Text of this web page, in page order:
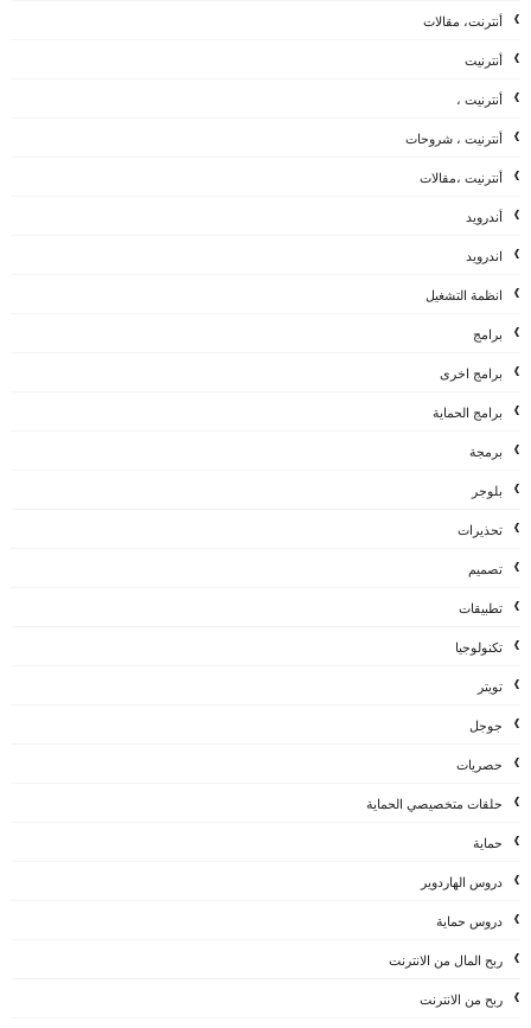
أنترنت، مقالات
أنترنيت
أنترنيت ،
أنترنيت ، شروحات
أنترنيت ،مقالات
أندرويد
اندرويد
انظمة التشغيل
برامج
برامج اخرى
برامج الحماية
برمجة
بلوجر
تحذيرات
تصميم
تطبيقات
تكنولوجيا
تويتر
جوجل
حصريات
حلقات متخصيصي الحماية
حماية
دروس الهاردوير
دروس حماية
ربح المال من الانترنت
ربح من الانترنت